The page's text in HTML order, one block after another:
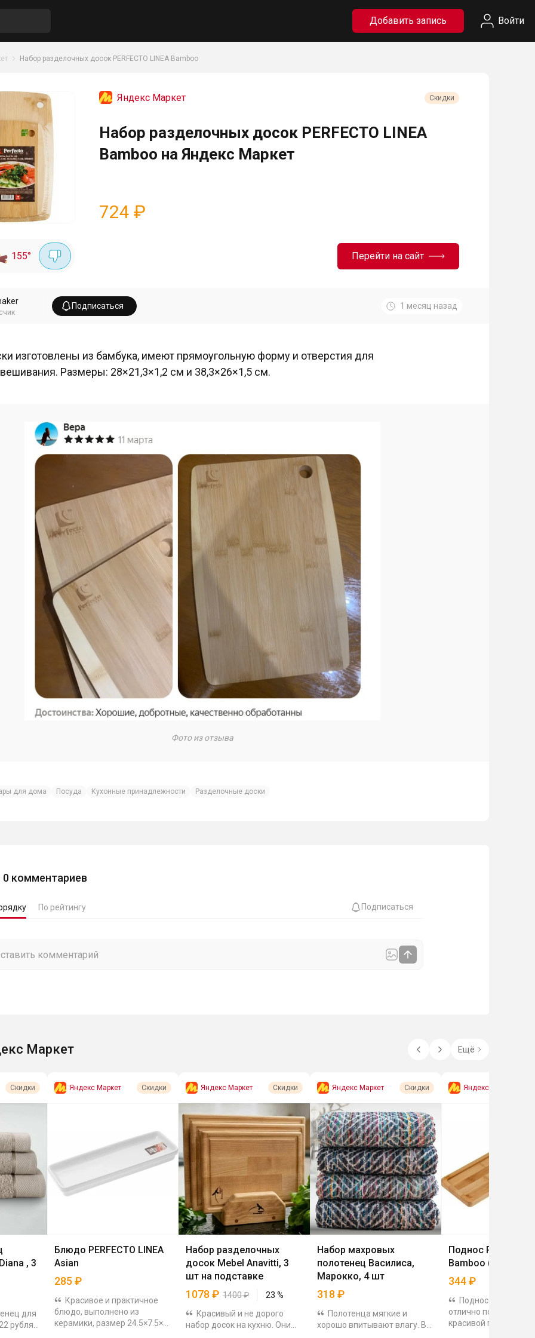
Добавить запись Войти
Набор разделочных досок PERFECTO LINEA Bamboo
Яндекс Маркет Скидки
Набор разделочных досок PERFECTO LINEA
Bamboo на Яндекс Маркет
724 ₽
155° Перейти на сайт
Подписаться 1 месяц назад
изготовлены из бамбука, имеют прямоугольную форму и отверстия для
Размеры: 28×21,3×1,2 см и 38,3×26×1,5 см.
Фото из отзыва
для дома Посуда Кухонные принадлежности Разделочные доски
0 комментариев
По рейтингу Подписаться
Маркет Ещё
Скидки
, 3
для
рубля.
Яндекс Маркет Скидки
Блюдо PERFECTO LINEA
Asian
285₽
Красивое и практичное
блюдо, выполнено из
керамики, размер 24.5×7.5×3
Яндекс Маркет Скидки
Набор разделочных
досок Mebel Anavitti, 3
шт на подставке
1078 ₽ 1400₽ 23 %
Красивый и не дорого
набор досок на кухню. Они
Яндекс Маркет Скидки
Набор махровых
полотенец Василиса,
Марокко, 4 шт
318 ₽
Полотенца мягкие и
хорошо впитывают влагу. В
Яндекс Маркет
Поднос PERFECTO
Bamboo (38-
344₽
Поднос из
отлично подойдёт
красивой подачи.